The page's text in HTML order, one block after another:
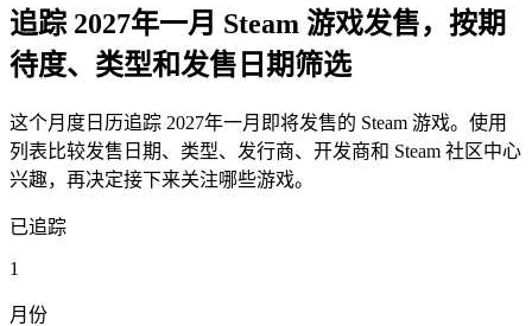
追踪 2027年一月 Steam 游戏发售，按期
待度、类型和发售日期筛选
这个月度日历追踪 2027年一月即将发售的 Steam 游戏。使用
列表比较发售日期、类型、发行商、开发商和 Steam 社区中心
兴趣，再决定接下来关注哪些游戏。
已追踪
1
月份